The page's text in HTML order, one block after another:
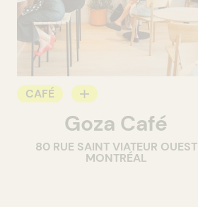
CAFÉ
COMPTOIRGoza Café
80 RUE SAINT VIATEUR OUEST
MONTRÉAL